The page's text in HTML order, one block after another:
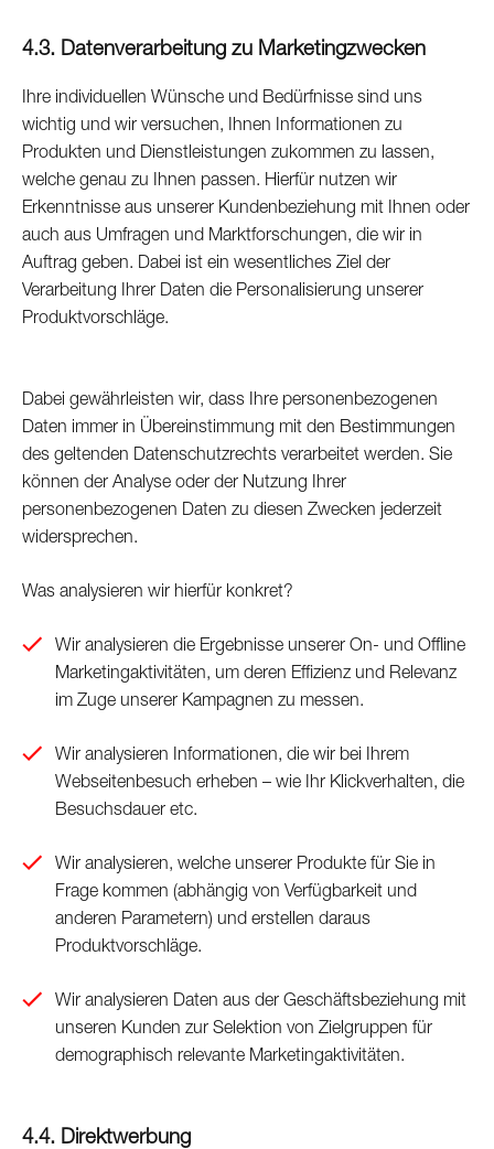
4.3. Datenverarbeitung zu Marketingzwecken
Ihre individuellen Wünsche und Bedürfnisse sind uns
wichtig und wir versuchen, Ihnen Informationen zu
Produkten und Dienstleistungen zukommen zu lassen,
welche genau zu Ihnen passen. Hierfür nutzen wir
Erkenntnisse aus unserer Kundenbeziehung mit Ihnen oder
auch aus Umfragen und Marktforschungen, die wir in
Auftrag geben. Dabei ist ein wesentliches Ziel der
Verarbeitung Ihrer Daten die Personalisierung unserer
Produktvorschläge.
Dabei gewährleisten wir, dass Ihre personenbezogenen
Daten immer in Übereinstimmung mit den Bestimmungen
des geltenden Datenschutzrechts verarbeitet werden. Sie
können der Analyse oder der Nutzung Ihrer
personenbezogenen Daten zu diesen Zwecken jederzeit
widersprechen.
Was analysieren wir hierfür konkret?
Wir analysieren die Ergebnisse unserer On- und Offline
Marketingaktivitäten, um deren Effizienz und Relevanz
im Zuge unserer Kampagnen zu messen.
Wir analysieren Informationen, die wir bei Ihrem
Webseitenbesuch erheben – wie Ihr Klickverhalten, die
Besuchsdauer etc.
Wir analysieren, welche unserer Produkte für Sie in
Frage kommen (abhängig von Verfügbarkeit und
anderen Parametern) und erstellen daraus
Produktvorschläge.
Wir analysieren Daten aus der Geschäftsbeziehung mit
unseren Kunden zur Selektion von Zielgruppen für
demographisch relevante Marketingaktivitäten.
4.4. Direktwerbung